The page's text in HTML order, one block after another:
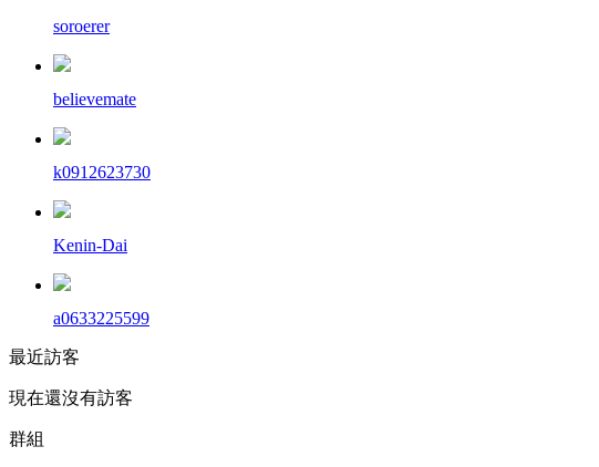
soroerer
believemate
k0912623730
Kenin-Dai
a0633225599
最近訪客
現在還沒有訪客
群組